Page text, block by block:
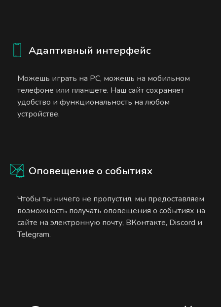
Адаптивный интерфейс
Можешь играть на PC, можешь на мобильном
телефоне или планшете. Наш сайт сохраняет
удобство и функциональность на любом
устройстве.
Оповещение о событиях
Чтобы ты ничего не пропустил, мы предоставляем
возможность получать оповещения о событиях на
сайте на электронную почту, ВКонтакте, Discord и
Telegram.